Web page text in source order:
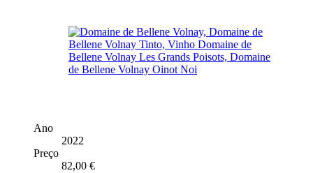
Ano
2022
Preço
82,00 €